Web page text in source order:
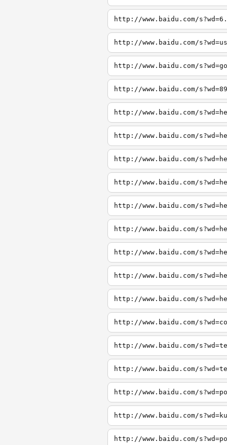
http://www.baidu.com/
http://www.baidu.com/
http://www.baidu.com/
http://www.baidu.com/
http://www.baidu.com/
http://www.baidu.com/
http://www.baidu.com/
http://www.baidu.com/
http://www.baidu.com/
http://www.baidu.com/
http://www.baidu.com/
http://www.baidu.com/
http://www.baidu.com/
http://www.baidu.com/
http://www.baidu.com/
http://www.baidu.com/
http://www.baidu.com/
http://www.baidu.com/
http://www.baidu.com/